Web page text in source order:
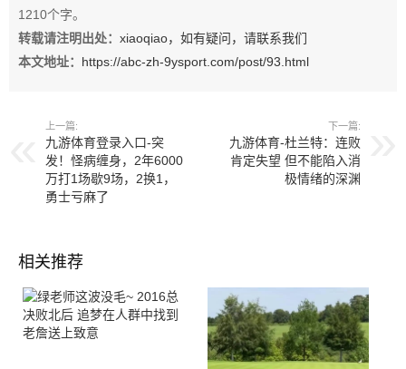
1210个字。
转载请注明出处： xiaoqiao，如有疑问，请联系我们
本文地址： https://abc-zh-9ysport.com/post/93.html
上一篇:
九游体育登录入口-突
发！怪病缠身，2年6000
万打1场歇9场，2换1，
勇士亏麻了
下一篇:
九游体育-杜兰特：连败
肯定失望 但不能陷入消
极情绪的深渊
相关推荐